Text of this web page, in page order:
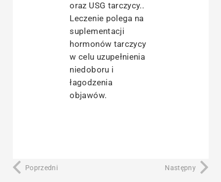
oraz USG tarczycy..
Leczenie polega na
suplementacji
hormonów tarczycy
w celu uzupełnienia
niedoboru i
łagodzenia
objawów.
Poprzedni Następny